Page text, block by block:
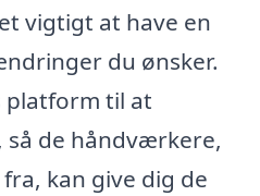
vigtigt at have en
du ønsker.
platform til at
de håndværkere,
kan give dig de